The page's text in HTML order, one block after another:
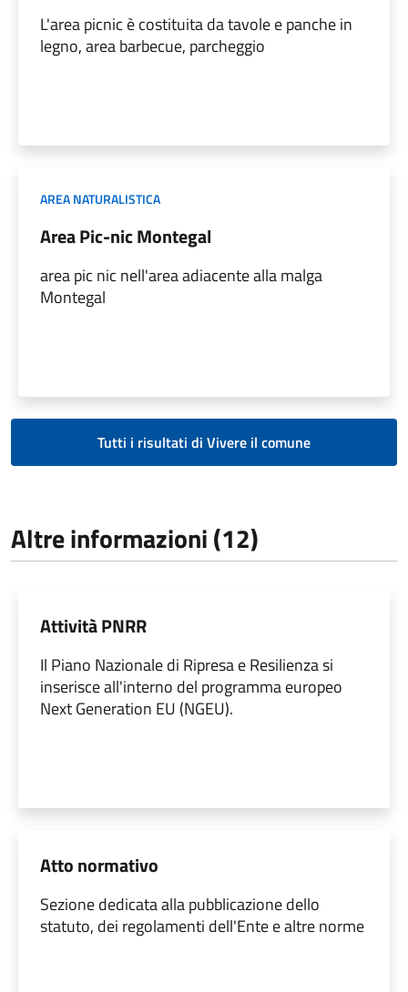
L'area picnic è costituita da tavole e panche in
legno, area barbecue, parcheggio
AREA NATURALISTICA
Area Pic-nic Montegal
area pic nic nell'area adiacente alla malga
Montegal
Tutti i risultati di Vivere il comune
Altre informazioni (12)
Attività PNRR
Il Piano Nazionale di Ripresa e Resilienza si
inserisce all'interno del programma europeo
Next Generation EU (NGEU).
Atto normativo
Sezione dedicata alla pubblicazione dello
statuto, dei regolamenti dell'Ente e altre norme